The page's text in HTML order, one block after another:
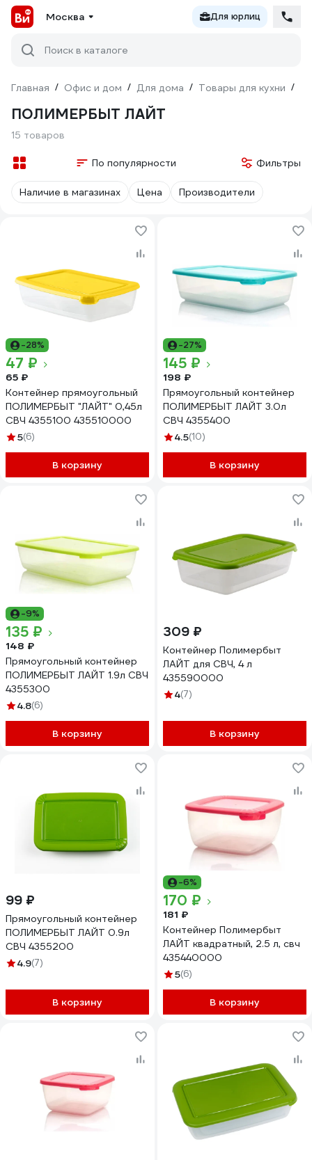
Москва Для юрлиц
Поиск в каталоге
Главная / Офис и дом / Для дома / Товары для кухни /
ПОЛИМЕРБЫТ ЛАЙТ
15 товаров
По популярности Фильтры
Наличие в магазинах Цена Производители
-28%
47 ₽
65 ₽
Контейнер прямоугольный
ПОЛИМЕРБЫТ "ЛАЙТ" 0,45л
СВЧ 4355100 435510000
5(6)
В корзину
-27%
145 ₽
198 ₽
Прямоугольный контейнер
ПОЛИМЕРБЫТ ЛАЙТ 3.0л
СВЧ 4355400
4.5(10)
В корзину
-9%
135 ₽
148 ₽
Прямоугольный контейнер
ПОЛИМЕРБЫТ ЛАЙТ 1.9л СВЧ
4355300
4.8(6)
В корзину
309 ₽
Контейнер Полимербыт
ЛАЙТ для СВЧ, 4 л
435590000
4(7)
В корзину
99 ₽
Прямоугольный контейнер
ПОЛИМЕРБЫТ ЛАЙТ 0.9л
СВЧ 4355200
4.9(7)
В корзину
-6%
170 ₽
181 ₽
Контейнер Полимербыт
ЛАЙТ квадратный, 2.5 л, свч
435440000
5(6)
В корзину